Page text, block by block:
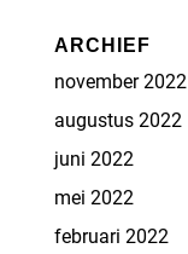
ARCHIEF
november 2022
augustus 2022
juni 2022
mei 2022
februari 2022